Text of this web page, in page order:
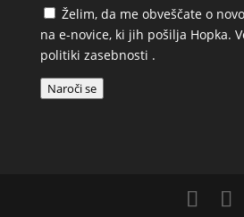
Želim, da me obveščate o
na e-novice, ki jih pošilja Hopka.
politiki zasebnosti .
Naroči se